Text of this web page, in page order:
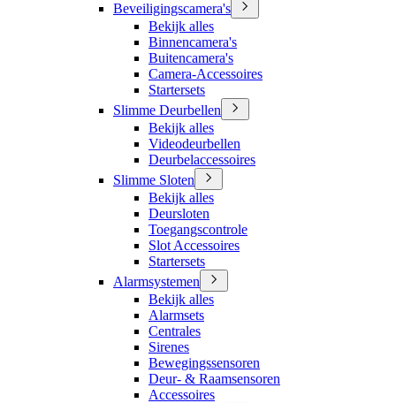
Beveiligingscamera's
Bekijk alles
Binnencamera's
Buitencamera's
Camera-Accessoires
Startersets
Slimme Deurbellen
Bekijk alles
Videodeurbellen
Deurbelaccessoires
Slimme Sloten
Bekijk alles
Deursloten
Toegangscontrole
Slot Accessoires
Startersets
Alarmsystemen
Bekijk alles
Alarmsets
Centrales
Sirenes
Bewegingssensoren
Deur- & Raamsensoren
Accessoires